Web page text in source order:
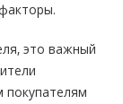
это важный
покупателям